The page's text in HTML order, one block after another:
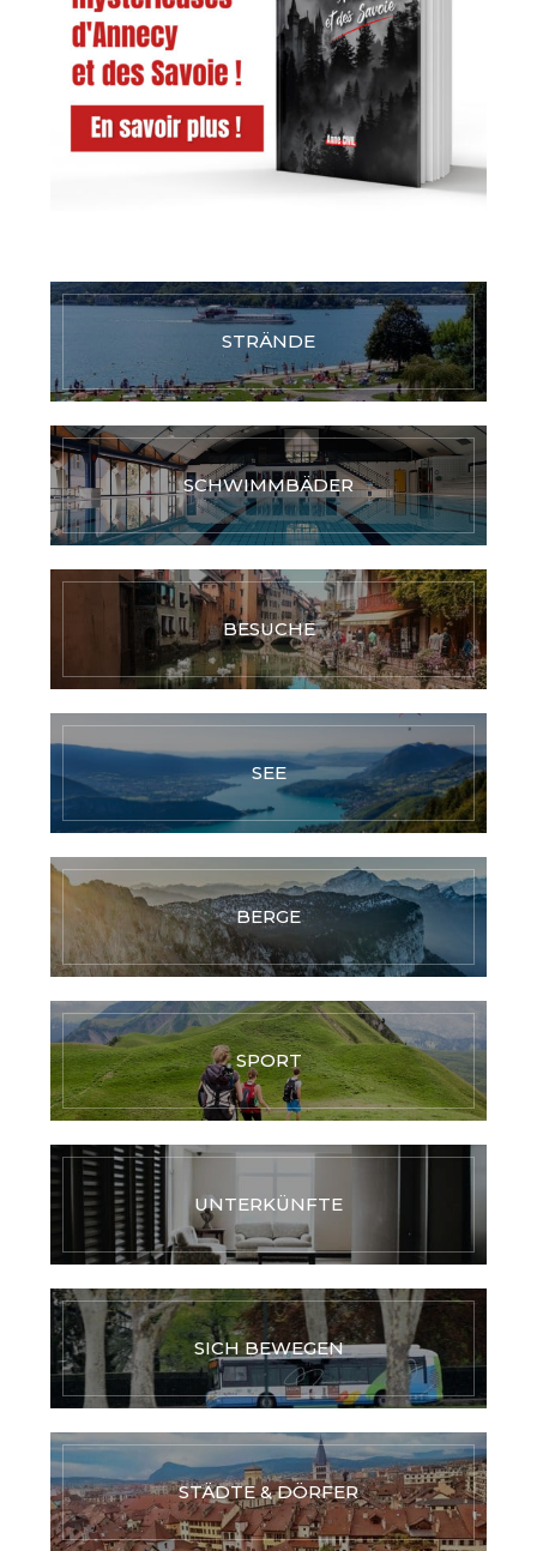
STRÄNDE
SCHWIMMBÄDER
BESUCHE
SEE
BERGE
SPORT
UNTERKÜNFTE
SICH BEWEGEN
STÄDTE & DÖRFER